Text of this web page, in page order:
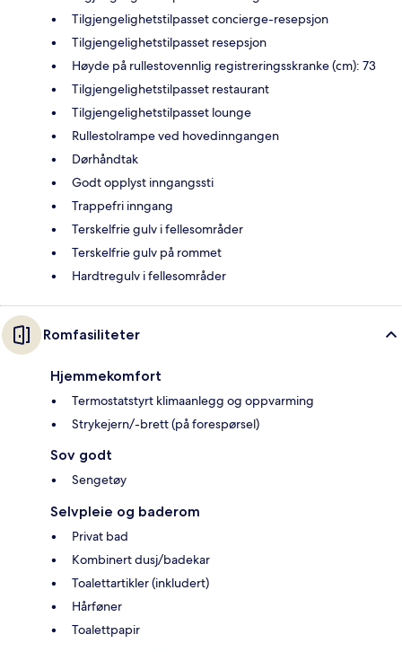
Tilgjengelighetstilpasset concierge-resepsjon
Tilgjengelighetstilpasset resepsjon
Høyde på rullestovennlig registreringsskranke (cm): 73
Tilgjengelighetstilpasset restaurant
Tilgjengelighetstilpasset lounge
Rullestolrampe ved hovedinngangen
Dørhåndtak
Godt opplyst inngangssti
Trappefri inngang
Terskelfrie gulv i fellesområder
Terskelfrie gulv på rommet
Hardtregulv i fellesområder
Romfasiliteter
Hjemmekomfort
Termostatstyrt klimaanlegg og oppvarming
Strykejern/-brett (på forespørsel)
Sov godt
Sengetøy
Selvpleie og baderom
Privat bad
Kombinert dusj/badekar
Toalettartikler (inkludert)
Hårføner
Toalettpapir